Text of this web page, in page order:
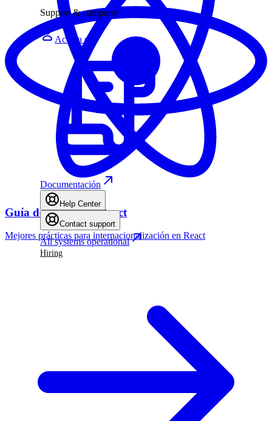
Support & company
Acerca de
Documentación
Help Center
Contact support
All systems operational
Hiring
Guía de i18n para React
Mejores prácticas para internacionalización en React